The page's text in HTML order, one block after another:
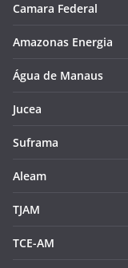
Camara Federal
Amazonas Energia
Água de Manaus
Jucea
Suframa
Aleam
TJAM
TCE-AM